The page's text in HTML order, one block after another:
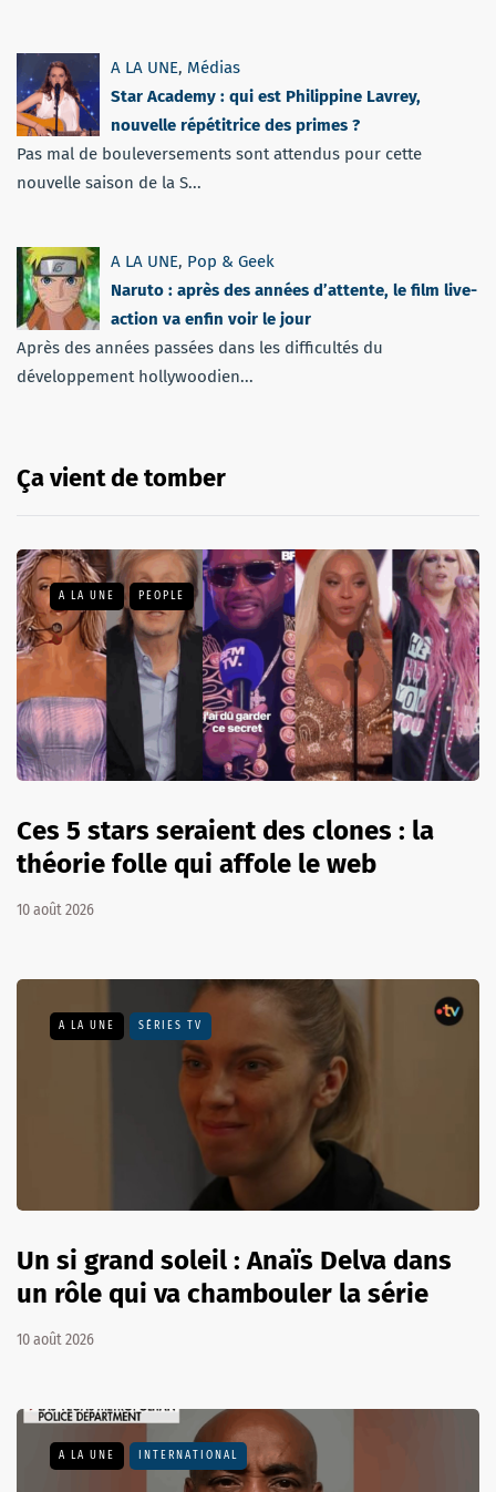
A LA UNE, Médias
Star Academy : qui est Philippine Lavrey,
nouvelle répétitrice des primes ?
Pas mal de bouleversements sont attendus pour cette
nouvelle saison de la S...
A LA UNE, Pop & Geek
Naruto : après des années d’attente, le film live-
action va enfin voir le jour
Après des années passées dans les difficultés du
développement hollywoodien...
Ça vient de tomber
A LA UNE PEOPLE
Ces 5 stars seraient des clones : la
théorie folle qui affole le web
10 août 2026
A LA UNE SÉRIES TV
Un si grand soleil : Anaïs Delva dans
un rôle qui va chambouler la série
10 août 2026
A LA UNE INTERNATIONAL